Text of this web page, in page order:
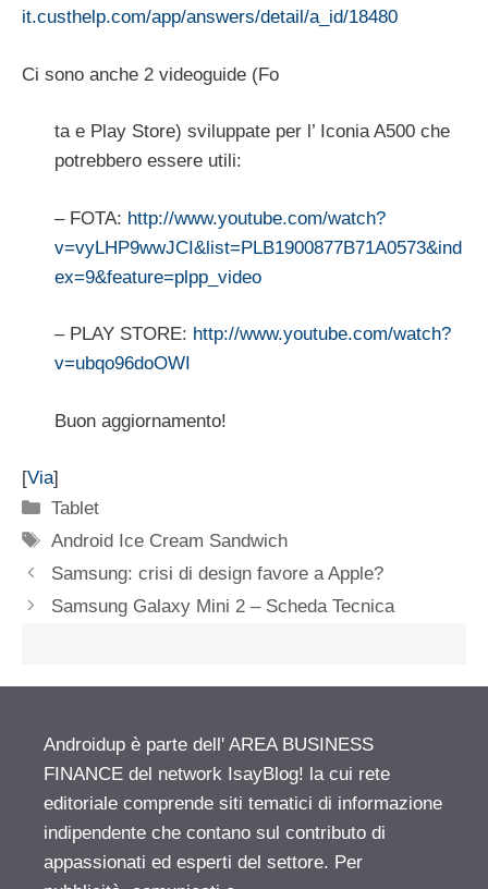
it.custhelp.com/app/answers/detail/a_id/18480
Ci sono anche 2 videoguide (Fo
ta e Play Store) sviluppate per l’ Iconia A500 che
potrebbero essere utili:
– FOTA: http://www.youtube.com/watch?
v=vyLHP9wwJCI&list=PLB1900877B71A0573&ind
ex=9&feature=plpp_video
– PLAY STORE: http://www.youtube.com/watch?
v=ubqo96doOWI
Buon aggiornamento!
[Via]
Categorie
Tablet
Tag
Android Ice Cream Sandwich
Samsung: crisi di design favore a Apple?
Samsung Galaxy Mini 2 – Scheda Tecnica
Androidup è parte dell' AREA BUSINESS
FINANCE del network IsayBlog! la cui rete
editoriale comprende siti tematici di informazione
indipendente che contano sul contributo di
appassionati ed esperti del settore. Per